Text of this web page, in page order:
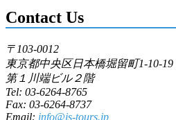
Contact Us
〒103-0012
東京都中央区日本橋堀留町1-10-19
第１川端ビル２階
Tel: 03-6264-8765
Fax: 03-6264-8737
Email: info@js-tours.jp